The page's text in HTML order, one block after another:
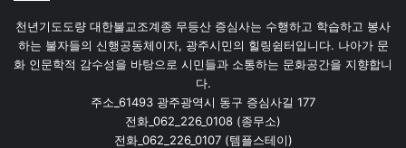
천년기도도량 대한불교조계종 무등산 증심사는 수행하고 학습하고 봉사
하는 불자들의 신행공동체이자, 광주시민의 힐링쉼터입니다. 나아가 문
화 인문학적 감수성을 바탕으로 시민들과 소통하는 문화공간을 지향합니
다.
주소_61493 광주광역시 동구 증심사길 177
전화_062_226_0108 (종무소)
전화_062_226_0107 (템플스테이)